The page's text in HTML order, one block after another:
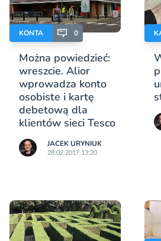
KONTA 0
Można powiedzieć:
wreszcie. Alior
wprowadza konto
osobiste i kartę
debetową dla
klientów sieci Tesco
JACEK URYNIUK
28.02.2017 13:20